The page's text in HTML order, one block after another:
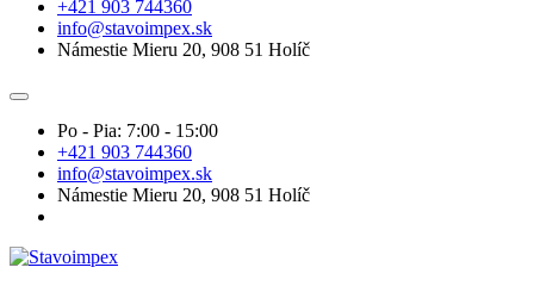
+421 903 744360
info@stavoimpex.sk
Námestie Mieru 20, 908 51 Holíč
Po - Pia: 7:00 - 15:00
+421 903 744360
info@stavoimpex.sk
Námestie Mieru 20, 908 51 Holíč